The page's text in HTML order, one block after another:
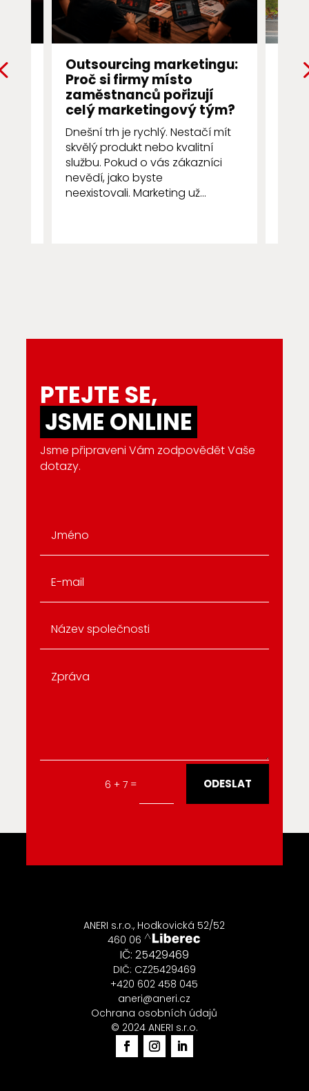
Outsourcing marketingu:
Proč si firmy místo
zaměstnanců pořizují
celý marketingový tým?
Dnešní trh je rychlý. Nestačí mít
skvělý produkt nebo kvalitní
službu. Pokud o vás zákazníci
nevědí, jako byste
neexistovali. Marketing už...
PTEJTE SE,
JSME ONLINE
Jsme připraveni Vám zodpovědět Vaše
dotazy.
6 + 7= ODESLAT
ANERI s.r.o., Hodkovická 52/52
460 06
IČ: 25429469
DIČ: CZ25429469
+420 602 458 045
aneri@aneri.cz
Ochrana osobních údajů
© 2024 ANERI s.r.o.